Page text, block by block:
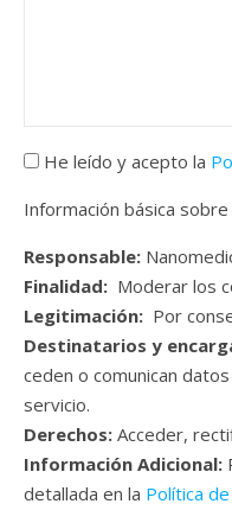
He leído y acepto la
Información básica
Responsable:
Finalidad: Moderar los
Legitimación: Por
Destinatarios y
ceden o comunican
servicio.
Derechos: Acceder,
Información Adicional:
detallada en la Política